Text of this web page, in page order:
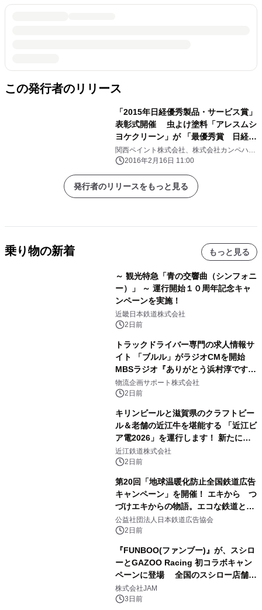
この発行者のリリース
「2015年日経優秀製品・サービス賞」
表彰式開催 虫よけ塗料「アレスムシ
ヨケクリーン」が 「最優秀賞 日経産
業新聞賞」を受賞！
関西ペイント株式会社、株式会社カンペハピ
オ 2016年2月16日 11:00
発行者のリリースをもっと見る
乗り物の新着 もっと見る
～ 観光特急「青の交響曲（シンフォニ
ー）」 ～ 運行開始１０周年記念キャ
ンペーンを実施！
近畿日本鉄道株式会社
2日前
トラックドライバー専門の求人情報サ
イト 「ブルル」がラジオCMを開始
MBSラジオ『ありがとう浜村淳です』
にて8月1日(土)より
物流企画サポート株式会社
2日前
キリンビールと滋賀県のクラフトビー
ル＆老舗の近江牛を堪能する 「近江ビ
ア電2026」を運行します！ 新たに
「長濱浪漫ビール」が参加！キリン一
番搾り飲み放題が復活！
近江鉄道株式会社
2日前
第20回「地球温暖化防止全国鉄道広告
キャンペーン」を開催！ エキから つ
づけエキからの物語。エコな鉄道とと
もに。
公益社団法人日本鉄道広告協会
2日前
『FUNBOO(ファンブー)』が、スシロ
ーとGAZOO Racing 初コラボキャン
ペーンに登場 全国のスシロー店舗で
GR 4車種の FUNBOO(ミニカー)付き
メニューが展開されます
株式会社JAM
3日前